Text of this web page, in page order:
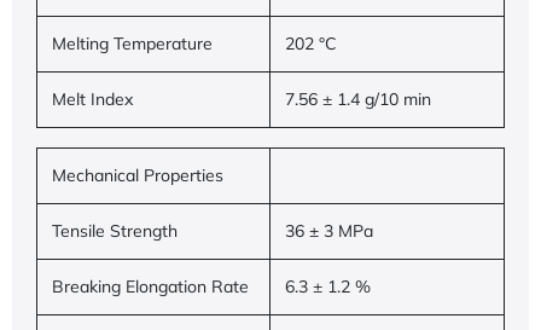
Melting Temperature 202 °C
Melt Index 7.56 ± 1.4 g/10 min
Mechanical Properties
Tensile Strength 36 ± 3 MPa
Breaking Elongation Rate 6.3 ± 1.2 %